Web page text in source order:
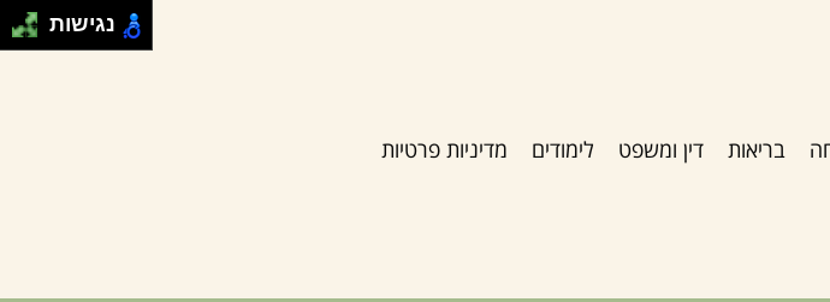
בריאות דין ומשפט לימודים מדיניות פרטיות
נגישות